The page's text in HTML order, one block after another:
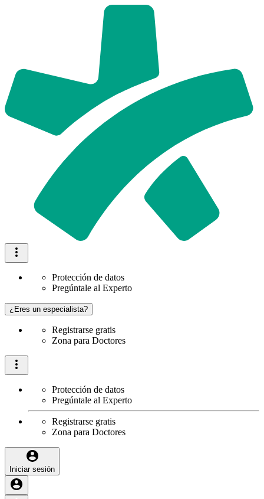
Protección de datos
Pregúntale al Experto
¿Eres un especialista?
Registrarse gratis
Zona para Doctores
Protección de datos
Pregúntale al Experto
Registrarse gratis
Zona para Doctores
Iniciar sesión